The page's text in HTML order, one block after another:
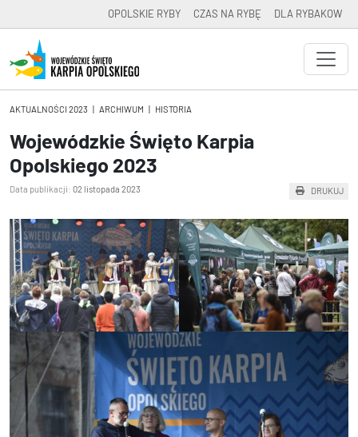
OPOLSKIE RYBY CZAS NA RYBĘ DLA RYBAKOW
AKTUALNOŚCI 2023 | ARCHIWUM | HISTORIA
Wojewódzkie Święto Karpia
Opolskiego 2023
Data publikacji: 02 listopada 2023 DRUKUJ